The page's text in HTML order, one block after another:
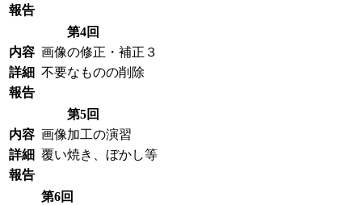
報告
第4回
内容 画像の修正・補正３
詳細 不要なものの削除
報告
第5回
内容 画像加工の演習
詳細 覆い焼き、ぼかし等
報告
第6回